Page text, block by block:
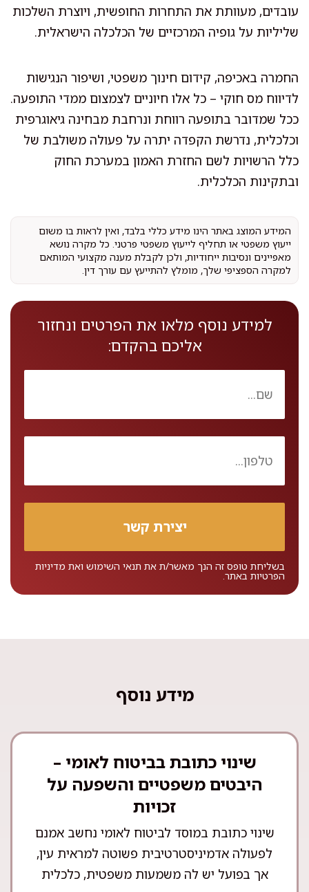
עובדים, מעוותת את התחרות החופשית, ויוצרת השלכות
שליליות על גופיה המרכזיים של הכלכלה הישראלית.
החמרה באכיפה, קידום חינוך משפטי, ושיפור הנגישות
לדיווח מס חוקי – כל אלו חיוניים לצמצום ממדי התופעה.
ככל שמדובר בתופעה רווחת ונרחבת מבחינה גיאוגרפית
וכלכלית, נדרשת הקפדה יתרה על פעולה משולבת של
כלל הרשויות לשם החזרת האמון במערכת החוק
ובתקינות הכלכלית.
המידע המוצג באתר הינו מידע כללי בלבד, ואין לראות בו משום
ייעוץ משפטי או תחליף לייעוץ משפטי פרטני. כל מקרה נושא
מאפיינים ונסיבות ייחודיות, ולכן לקבלת מענה מקצועי המותאם
למקרה הספציפי שלך, מומלץ להתייעץ עם עורך דין.
למידע נוסף מלאו את הפרטים ונחזור
אליכם בהקדם:
בשליחת טופס זה הנך מאשר/ת את תנאי השימוש ואת מדיניות
הפרטיות באתר.
מידע נוסף
שינוי כתובת בביטוח לאומי –
היבטים משפטיים והשפעה על
זכויות
שינוי כתובת במוסד לביטוח לאומי נחשב אמנם
לפעולה אדמיניסטרטיבית פשוטה למראית עין,
אך בפועל יש לה משמעות משפטית, כלכלית